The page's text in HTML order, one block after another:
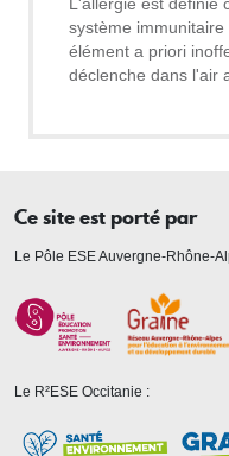
L'allergie est définie
système
élément a priori
déclenche dans l'air
Ce site est porté par
Le Pôle ESE Auvergne-Rhône-
Le R²ESE Occitanie :